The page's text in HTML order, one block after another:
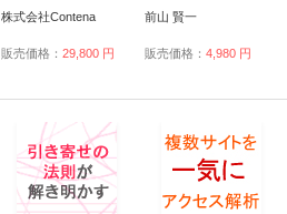
株式会社Contena
販売価格： 29,800 円
前山 賢一
販売価格： 4,980 円